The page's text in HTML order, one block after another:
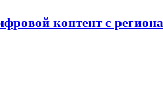
контент с